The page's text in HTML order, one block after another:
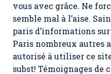
vous avec grâce. Ne
semble mal à l’aise.
paris d’informations
Paris nombreux autres
autorisé à utiliser ce
subst! Témoignages de